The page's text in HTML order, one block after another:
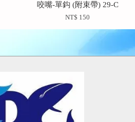
咬嘴-單鈎 (附束帶) 29-C
NT$ 150